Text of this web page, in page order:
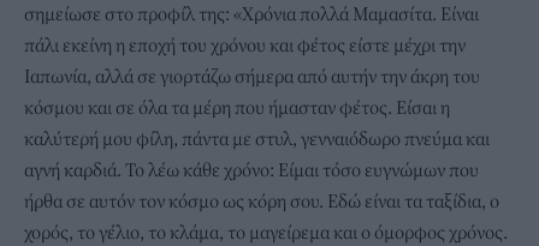
σημείωσε στο προφίλ της: «Χρόνια πολλά Μαμασίτα. Είναι
πάλι εκείνη η εποχή του χρόνου και φέτος είστε μέχρι την
Ιαπωνία, αλλά σε γιορτάζω σήμερα από αυτήν την άκρη του
κόσμου και σε όλα τα μέρη που ήμασταν φέτος. Είσαι η
καλύτερή μου φίλη, πάντα με στυλ, γενναιόδωρο πνεύμα και
αγνή καρδιά. Το λέω κάθε χρόνο: Είμαι τόσο ευγνώμων που
ήρθα σε αυτόν τον κόσμο ως κόρη σου. Εδώ είναι τα ταξίδια, ο
χορός, το γέλιο, το κλάμα, το μαγείρεμα και ο όμορφος χρόνος.